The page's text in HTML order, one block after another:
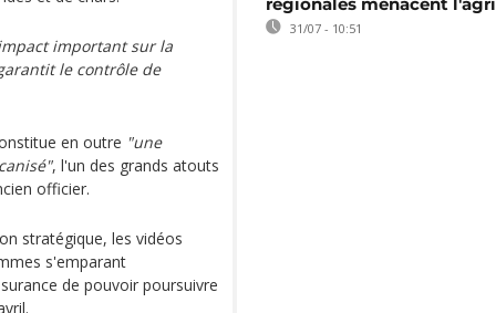
important sur la
le contrôle de
en outre "une
, l'un des grands atouts
officier.
stratégique, les vidéos
s'emparant
de pouvoir poursuivre
31/07 - 10:51